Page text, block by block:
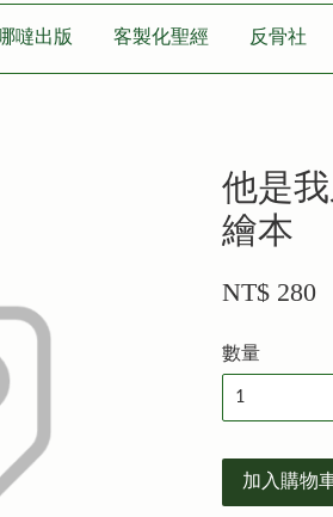
噠出版 客製化聖經 反骨社
他是
繪本
NT$ 280
數量
加入購物